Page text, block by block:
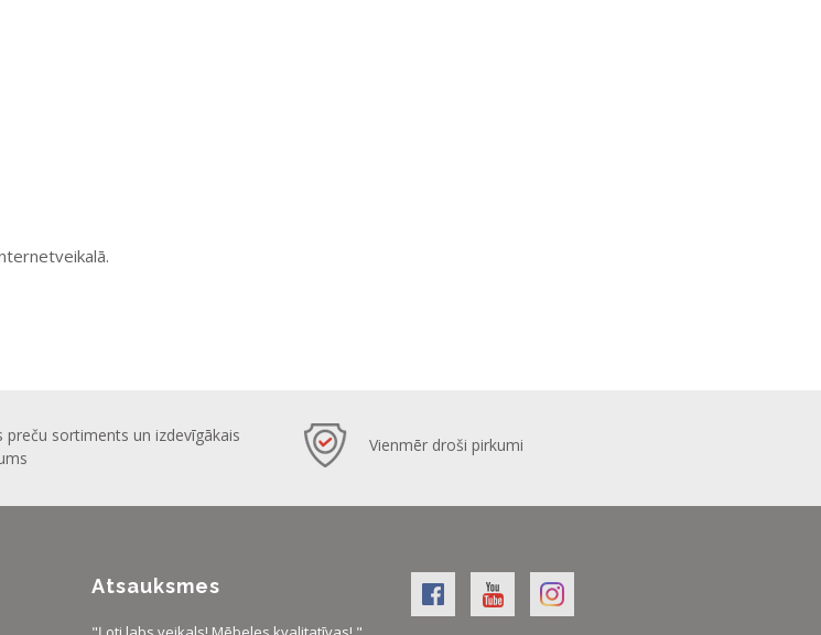
preču sortiments un izdevīgākais
Vienmēr droši pirkumi
Atsauksmes